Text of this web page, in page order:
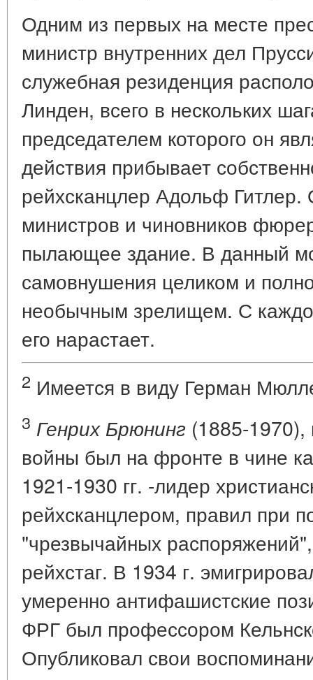
Одним из первых на месте
министр внутренних дел
служебная резиденция
Линден, всего в нескольких
председателем которого он
действия прибывает
рейхсканцлер Адольф Гитлер.
министров и чиновников
пылающее здание. В данный
самовнушения целиком и
необычным зрелищем. С
его нарастает.
2 Имеется в виду Герман
3 Генрих Брюнинг (1885-
войны был на фронте в чине
1921-1930 гг. -лидер
рейхсканцлером, правил при
"чрезвычайных
рейхстаг. В 1934 г.
умеренно антифашистские
ФРГ был профессором
Опубликовал свои